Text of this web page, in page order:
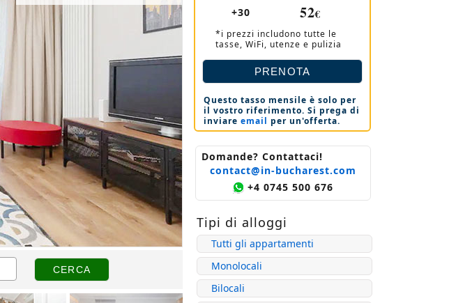
+30 52€
*i prezzi includono tutte le
tasse, WiFi, utenze e pulizia
Questo tasso mensile è solo per
il vostro riferimento. Si prega di
inviare email per un'offerta.
Domande? Contattaci!
contact@in-bucharest.com
+4 0745 500 676
Tipi di alloggi
Tutti gli appartamenti
Monolocali
Bilocali